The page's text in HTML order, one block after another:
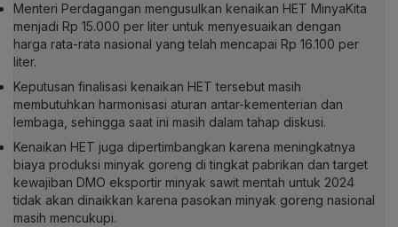
Menteri Perdagangan mengusulkan kenaikan HET MinyaKita
menjadi Rp 15.000 per liter untuk menyesuaikan dengan
harga rata-rata nasional yang telah mencapai Rp 16.100 per
liter.
Keputusan finalisasi kenaikan HET tersebut masih
membutuhkan harmonisasi aturan antar-kementerian dan
lembaga, sehingga saat ini masih dalam tahap diskusi.
Kenaikan HET juga dipertimbangkan karena meningkatnya
biaya produksi minyak goreng di tingkat pabrikan dan target
kewajiban DMO eksportir minyak sawit mentah untuk 2024
tidak akan dinaikkan karena pasokan minyak goreng nasional
masih mencukupi.